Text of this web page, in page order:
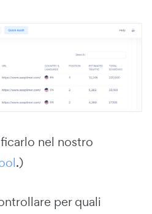
nel nostro
.)
per quali